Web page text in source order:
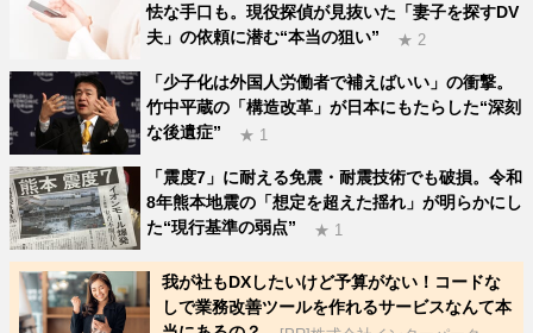
怯な手口も。現役探偵が見抜いた「妻子を探すDV
夫」の依頼に潜む“本当の狙い”
★ 2
「少子化は外国人労働者で補えばいい」の衝撃。
竹中平蔵の「構造改革」が日本にもたらした“深刻
な後遺症”
★ 1
「震度7」に耐える免震・耐震技術でも破損。令和
8年熊本地震の「想定を超えた揺れ」が明らかにし
た“現行基準の弱点”
★ 1
我が社もDXしたいけど予算がない！コードな
しで業務改善ツールを作れるサービスなんて本